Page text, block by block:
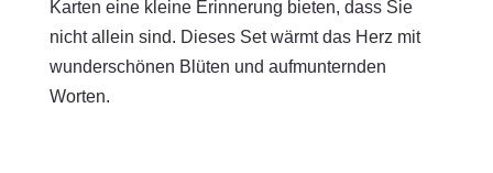
Karten eine kleine Erinnerung bieten, dass Sie
nicht allein sind. Dieses Set wärmt das Herz mit
wunderschönen Blüten und aufmunternden
Worten.